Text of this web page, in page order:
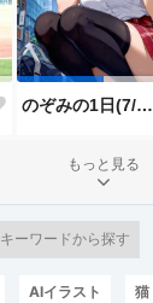
のぞみの1日(7/23投稿分)
もっと見る
キーワードから探す
AIイラスト 猫